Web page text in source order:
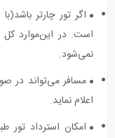
اگر تور چارتر
است. در این‌موارد کل
نمی‌شود.
مسافر می‌تواند در
اعلام نماید.
امکان استرداد تور